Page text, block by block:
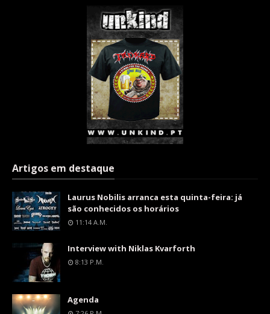
Artigos em destaque
Laurus Nobilis arranca esta quinta-feira: já
são conhecidos os horários
11:14 A.m.
Interview with Niklas Kvarforth
8:13 P.m.
Agenda